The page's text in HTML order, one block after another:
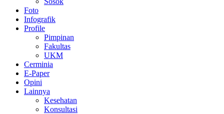
Foto
Infografik
Profile
Pimpinan
Fakultas
UKM
Cerminia
E-Paper
Opini
Lainnya
Kesehatan
Konsultasi